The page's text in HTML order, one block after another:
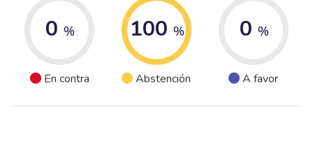
0 %
En contra
100 %
Abstención
0 %
A favor